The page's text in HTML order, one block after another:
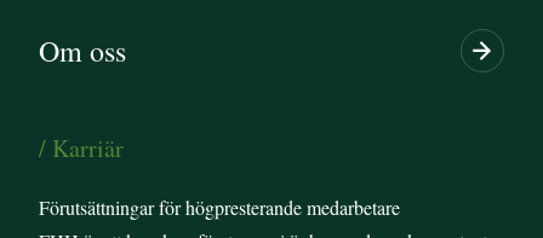
Om oss
/ Karriär
Förutsättningar för högpresterande medarbetare